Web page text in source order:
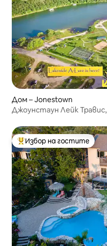
Дом – Jonestown
Джоунстаун Лейк Травис,
Най-популярен избор на
Избор на гостите